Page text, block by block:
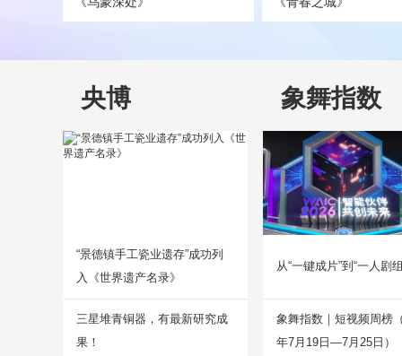
央博
“景德镇手工瓷业遗存”成功列
入《世界遗产名录》
三星堆青铜器，有最新研究成
果！
象舞指数
从“一键成片”到“一人剧
象舞指数｜短视频周榜
年7月19日—7月25日）